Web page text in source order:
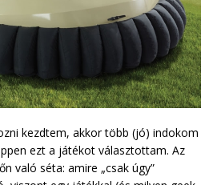
kezdtem, akkor több (jó) indokom
ezt a játékot választottam. Az
való séta: amire „csak úgy”